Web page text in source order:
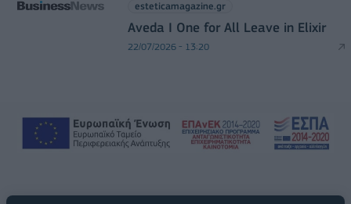
esteticamagazine.gr
Aveda I One for All Leave in Elixir
22/07/2026 - 13:20